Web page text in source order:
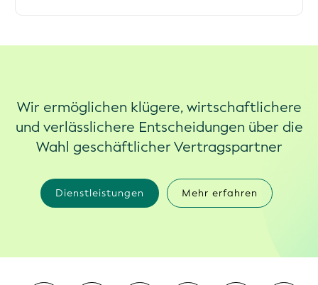
Wir ermöglichen klügere, wirtschaftlichere
und verlässlichere Entscheidungen über die
Wahl geschäftlicher Vertragspartner
Dienstleistungen Mehr erfahren